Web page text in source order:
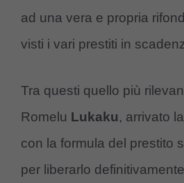
ad una vera e propria
visti i vari prestiti in
Tra questi quello più
Romelu Lukaku, arrivato
con la formula del prestito
per liberarlo